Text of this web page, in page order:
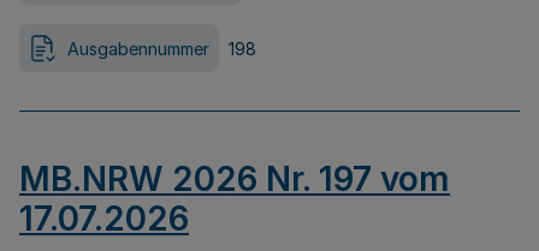
Ausgabennummer 198
MB.NRW 2026 Nr. 197 vom
17.07.2026